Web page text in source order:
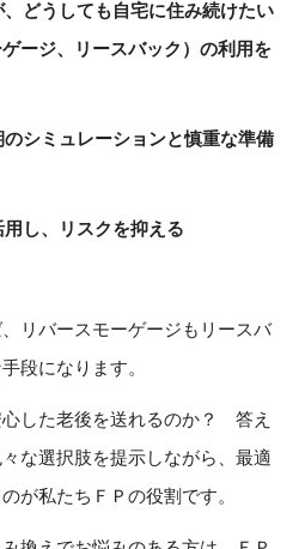
どうしても自宅に住み続けたい
ージ、リースバック）の利用を
シミュレーションと慎重な準備
し、リスクを抑える
リバースモーゲージもリースバ
段になります。
した老後を送れるのか？ 答え
な選択肢を提示しながら、最適
が私たちＦＰの役割です。